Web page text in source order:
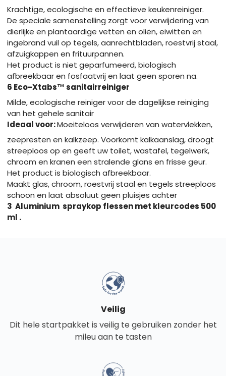
Krachtige, ecologische en effectieve keukenreiniger.
De speciale samenstelling zorgt voor verwijdering van
dierlijke en plantaardige vetten en oliën, eiwitten en
ingebrand vuil op tegels, aanrechtbladen, roestvrij staal,
afzuigkappen en frituurpannen.
Het product is niet geparfumeerd, biologisch
afbreekbaar en fosfaatvrij en laat geen sporen na.
6 Eco-Xtabs™sanitairreiniger
Milde, ecologische reiniger voor de dagelijkse reiniging
van het gehele sanitair
Ideaal voor:Moeiteloos verwijderen van watervlekken,
zeepresten en kalkzeep. Voorkomt kalkaanslag, droogt
streeploos op en geeft uw toilet, wastafel, tegelwerk,
chroom en kranen een stralende glans en frisse geur.
Het product is biologisch afbreekbaar.
Maakt glas, chroom, roestvrij staal en tegels streeploos
schoon en laat absoluut geen pluisjes achter
3 Aluminium spraykop flessen met kleurcodes 500
ml .
Veilig
Dit hele startpakket is veilig te gebruiken zonder het
mileu aan te tasten